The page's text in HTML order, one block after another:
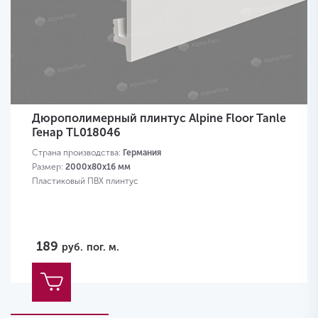
Дюрополимерный плинтус Alpine Floor Tanle
Генар TL018046
Страна производства: Германия
Размер: 2000х80x16 мм
Пластиковый ПВХ плинтус
189 руб. пог. м.